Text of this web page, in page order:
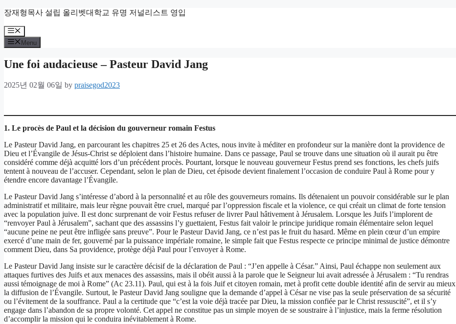
Skip
content
장재형목사 설립 올리벳대학교 유명 저널리스트 영입
Menu
Menu
Une foi audacieuse – Pasteur David Jang
2025년 02월 06일 by praisegod2023
1. Le procès de Paul et la décision du gouverneur romain Festus
Le Pasteur David Jang, en parcourant les chapitres 25 et 26 des Actes, nous invite à méditer en profondeur sur la manière dont la providence de
Dieu et l’Évangile de Jésus-Christ se déploient dans l’histoire humaine. Dans ce passage, Paul se trouve dans une situation où il aurait pu être
considéré comme déjà acquitté lors d’un précédent procès. Pourtant, lorsque le nouveau gouverneur Festus prend ses fonctions, les chefs juifs
tentent à nouveau de l’accuser. Cependant, selon le plan de Dieu, cet épisode devient finalement l’occasion de conduire Paul à Rome pour y
étendre encore davantage l’Évangile.
Le Pasteur David Jang s’intéresse d’abord à la personnalité et au rôle des gouverneurs romains. Ils détenaient un pouvoir considérable sur le plan
administratif et militaire, mais leur règne pouvait être cruel, marqué par l’oppression fiscale et la violence, ce qui créait un climat de forte tension
avec la population juive. Il est donc surprenant de voir Festus refuser de livrer Paul hâtivement à Jérusalem. Lorsque les Juifs l’implorent de
“renvoyer Paul à Jérusalem”, sachant que des assassins l’y guettaient, Festus fait valoir le principe juridique romain élémentaire selon lequel
“aucune peine ne peut être infligée sans preuve”. Pour le Pasteur David Jang, ce n’est pas le fruit du hasard. Même en plein cœur d’un empire
exercé d’une main de fer, gouverné par la puissance impériale romaine, le simple fait que Festus respecte ce principe minimal de justice démontre
comment Dieu, dans Sa providence, protège déjà Paul pour l’envoyer à Rome.
Le Pasteur David Jang insiste sur le caractère décisif de la déclaration de Paul : “J’en appelle à César.” Ainsi, Paul échappe non seulement aux
attaques furtives des Juifs et aux menaces des assassins, mais il obéit aussi à la parole que le Seigneur lui avait adressée à Jérusalem : “Tu rendras
aussi témoignage de moi à Rome” (Ac 23.11). Paul, qui est à la fois Juif et citoyen romain, met à profit cette double identité afin de servir au mieux
la diffusion de l’Évangile. Surtout, le Pasteur David Jang souligne que la demande d’appel à César ne vise pas la seule préservation de sa sécurité
ou l’évitement de la souffrance. Paul a la certitude que “c’est la voie déjà tracée par Dieu, la mission confiée par le Christ ressuscité”, et il s’y
engage dans l’abandon de sa propre volonté. Cet appel ne constitue pas un simple moyen de se soustraire à l’injustice, mais la ferme résolution
d’accomplir la mission qui le conduira inévitablement à Rome.